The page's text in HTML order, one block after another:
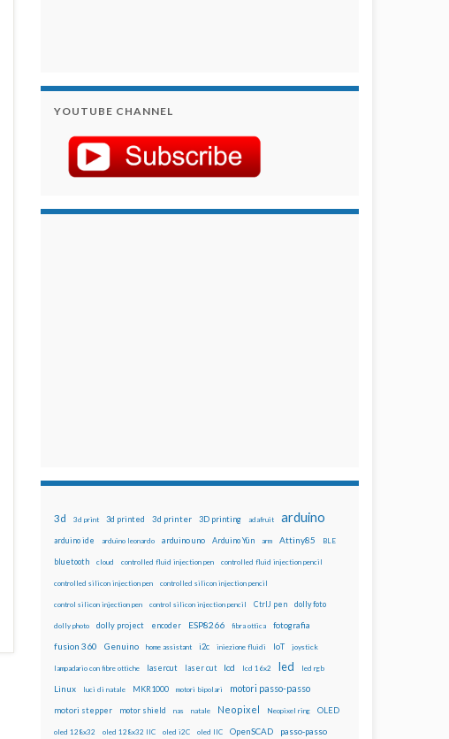
YOUTUBE CHANNEL
3d 3d print 3d printed 3d printer 3D printing adafruit arduino
arduino ide arduino leonardo arduino uno Arduino Yún arm Attiny85 BLE
bluetooth cloud controlled fluid injection pen controlled fluid injection pencil
controlled silicon injection pen controlled silicon injection pencil
control silicon injection pen control silicon injection pencil CtrlJ pen dolly foto
dolly photo dolly project encoder ESP8266 fibra ottica fotografia
fusion 360 Genuino home assistant i2c iniezione fluidi IoT joystick
lampadario con fibre ottiche lasercut laser cut lcd lcd 16x2 led led rgb
Linux luci di natale MKR1000 motori bipolari motori passo-passo
motori stepper motor shield nas natale Neopixel Neopixel ring OLED
oled 128x32 oled 128x32 IIC oled i2C oled IIC OpenSCAD passo-passo